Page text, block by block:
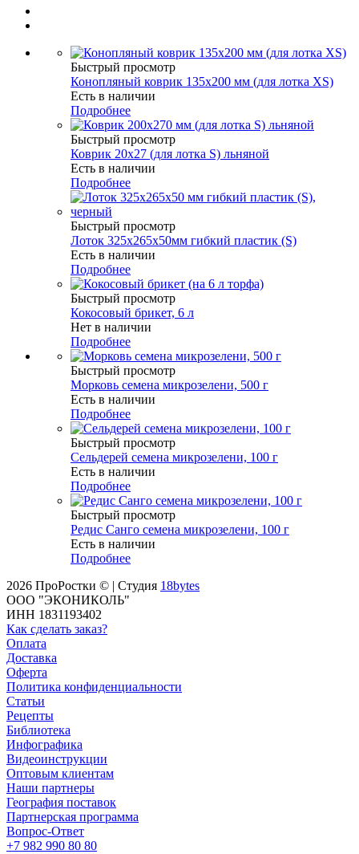
Быстрый просмотр
Конопляный коврик 135х200 мм (для лотка XS)
Есть в наличии
Подробнее
Быстрый просмотр
Коврик 20х27 (для лотка S) льняной
Есть в наличии
Подробнее
Быстрый просмотр
Лоток 325х265х50мм гибкий пластик (S)
Есть в наличии
Подробнее
Быстрый просмотр
Кокосовый брикет, 6 л
Нет в наличии
Подробнее
Быстрый просмотр
Морковь семена микрозелени, 500 г
Есть в наличии
Подробнее
Быстрый просмотр
Сельдерей семена микрозелени, 100 г
Есть в наличии
Подробнее
Быстрый просмотр
Редис Санго семена микрозелени, 100 г
Есть в наличии
Подробнее
2026 ПроРостки © | Студия 18bytes
ООО "ЭКОНИКОЛЬ"
ИНН 1831193402
Как сделать заказ?
Оплата
Доставка
Оферта
Политика конфиденциальности
Статьи
Рецепты
Библиотека
Инфографика
Видеоинструкции
Оптовым клиентам
Наши партнеры
География поставок
Партнерская программа
Вопрос-Ответ
+7 982 990 80 80